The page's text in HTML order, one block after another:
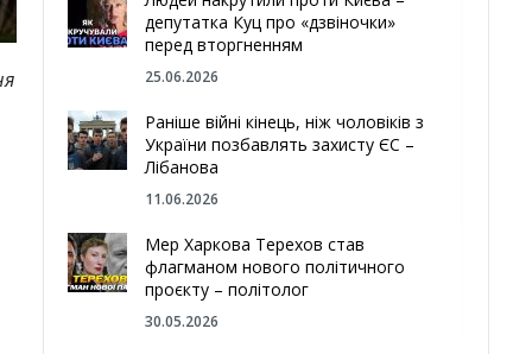
депутатка Куц про «дзвіночки»
перед вторгненням
25.06.2026
Раніше війні кінець, ніж чоловіків з
України позбавлять захисту ЄС –
Лібанова
11.06.2026
Мер Харкова Терехов став
флагманом нового політичного
проєкту – політолог
30.05.2026